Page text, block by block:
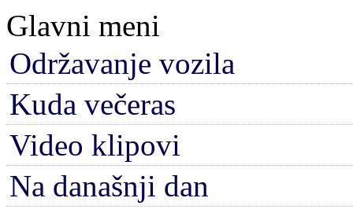
Glavni meni
Održavanje vozila
Kuda večeras
Video klipovi
Na današnji dan